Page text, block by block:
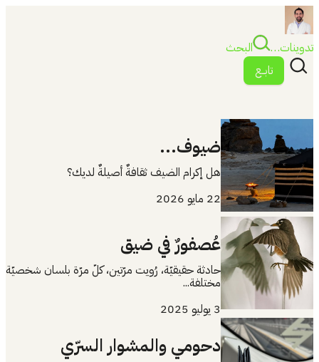
تدوينات…
البحث
تابــع
ضيوف...
هل إكرام الضيف ثقافةٌ أصيلةٌ لديك؟
22 مايو 2026
عُصفورٌ في ضيق
حادثة حقيقيّة، رُويت مرّتين، كلّ مرّة بلسان شخصيّة
مختلفة...
3 يوليو 2025
دحومي والمشوار السرّي